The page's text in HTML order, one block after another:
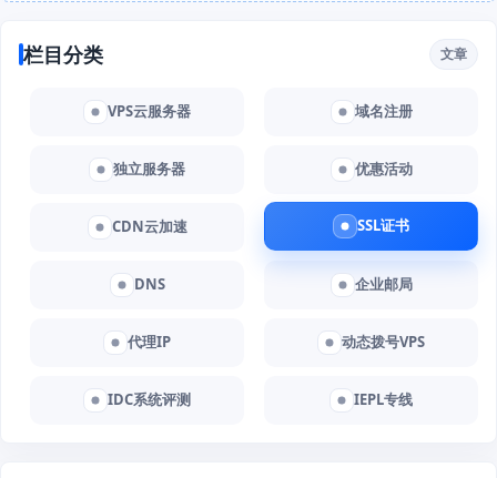
栏目分类 文章
VPS云服务器 域名注册
独立服务器 优惠活动
CDN云加速 SSL证书
DNS 企业邮局
代理IP 动态拨号VPS
IDC系统评测 IEPL专线